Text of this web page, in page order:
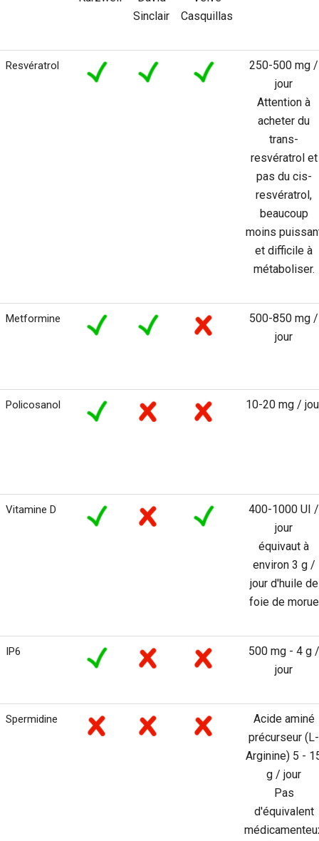
Sinclair
Casquillas
Resvératrol
250-500 mg /
jour
Attention à
acheter du
trans-
resvératrol et
pas du cis-
resvératrol,
beaucoup
moins
et difficile à
métaboliser.
Metformine
500-850 mg /
jour
Policosanol 10-20 mg /
Vitamine D
400-1000 UI /
jour
équivaut à
environ 3 g /
jour d'huile de
foie de morue
IP6
500 mg - 4 g /
jour
Spermidine
Acide aminé
précurseur (L-
Arginine) 5 -
g / jour
Pas
d'équivalent